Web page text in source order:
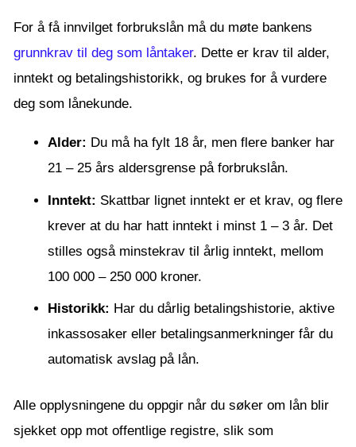
For å få innvilget forbrukslån må du møte bankens
grunnkrav til deg som låntaker. Dette er krav til alder,
inntekt og betalingshistorikk, og brukes for å vurdere
deg som lånekunde.
Alder: Du må ha fylt 18 år, men flere banker har
21 – 25 års aldersgrense på forbrukslån.
Inntekt: Skattbar lignet inntekt er et krav, og flere
krever at du har hatt inntekt i minst 1 – 3 år. Det
stilles også minstekrav til årlig inntekt, mellom
100 000 – 250 000 kroner.
Historikk: Har du dårlig betalingshistorie, aktive
inkassosaker eller betalingsanmerkninger får du
automatisk avslag på lån.
Alle opplysningene du oppgir når du søker om lån blir
sjekket opp mot offentlige registre, slik som